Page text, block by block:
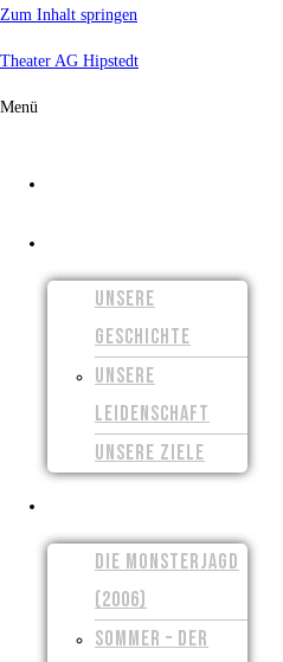
Zum Inhalt springen
Theater AG Hipstedt
Menü
UNSERE
GESCHICHTE
UNSERE
LEIDENSCHAFT
UNSERE ZIELE
DIE MONSTERJAGD
(2006)
SOMMER – DER